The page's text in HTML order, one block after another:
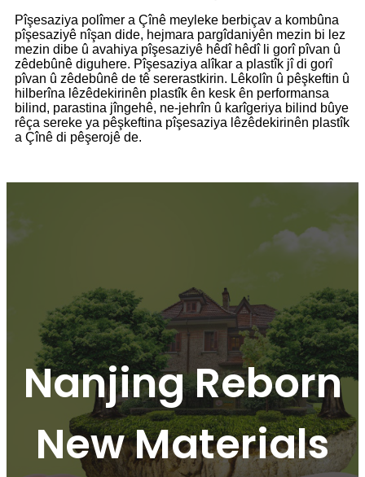
Pîşesaziya polîmer a Çînê meyleke berbiçav a kombûna
pîşesaziyê nîşan dide, hejmara pargîdaniyên mezin bi lez
mezin dibe û avahiya pîşesaziyê hêdî hêdî li gorî pîvan û
zêdebûnê diguhere. Pîşesaziya alîkar a plastîk jî di gorî
pîvan û zêdebûnê de tê sererastkirin. Lêkolîn û pêşkeftin û
hilberîna lêzêdekirinên plastîk ên kesk ên performansa
bilind, parastina jîngehê, ne-jehrîn û karîgeriya bilind bûye
rêça sereke ya pêşkeftina pîşesaziya lêzêdekirinên plastîk
a Çînê di pêşerojê de.
Nanjing Reborn
New Materials